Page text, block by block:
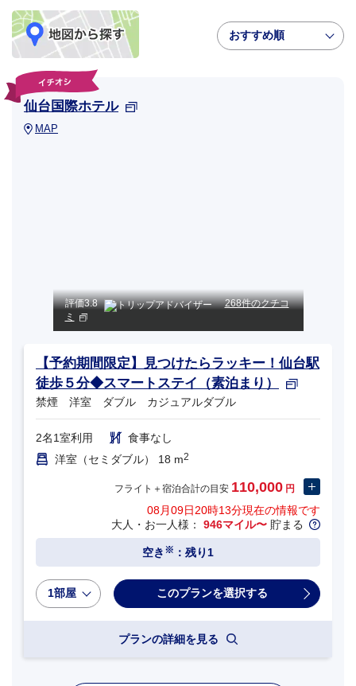
おすすめ順
仙台国際ホテル
MAP
評価3.8
268件のクチコ
ミ
【予約期間限定】見つけたらラッキー！仙台駅
徒歩５分◆スマートステイ（素泊まり）
禁煙 洋室 ダブル カジュアルダブル
2名1室利用
食事なし
洋室（セミダブル） 18 m2
フライト＋宿泊合計の目安 110,000 円
08月09日20時13分現在の情報です
大人・お一人様： 946マイル〜 貯まる
空き ※ ：残り1
1部屋
プランの詳細を見る